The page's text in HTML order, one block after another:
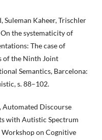
Suleman Kaheer, Trischler
the systematicity of
The case of
of the Ninth Joint
Semantics, Barcelona:
s. 88–102.
Automated Discourse
with Autistic Spectrum
on Cognitive